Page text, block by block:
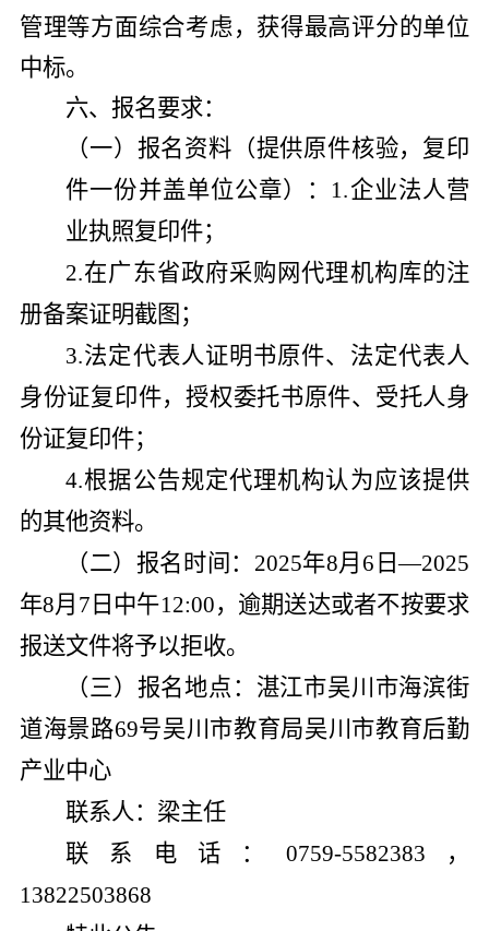
管理等方面综合考虑，获得最高评分的单位
中标。
六、报名要求：
（一） 报名资料（提供原件核验，复印
件一份并盖单位公章）： 1.企业法人营
业执照复印件；
2.在广东省政府采购网代理机构库的注
册备案证明截图 ；
3.法定代表人证明书原件、法定代表人
身份证复印件，授权委托书原件、受托人身
份证复印件；
4.根据公告规定代理机构认为应该提供
的其他资料。
（二） 报名时间： 2025年8月 6 日—2025
年8月 7 日 中午12:00，逾期送达或者不按要求
报送文件将予以拒收。
（三） 报名地点： 湛江市吴川市海滨街
道海景路69号吴川市教育局吴川市教育后勤
产业中心
联系人： 梁主任
联系电话： 0759-5582383 ，
13822503868